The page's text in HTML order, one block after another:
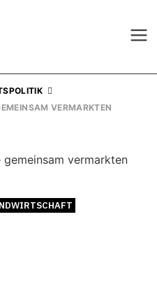
VERMARKTEN
vermarkten